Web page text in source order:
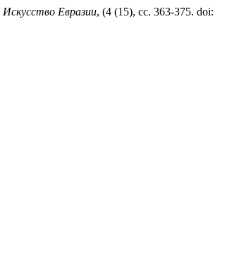
Искусство Евразии, (4 (15), сс. 363-375. doi: